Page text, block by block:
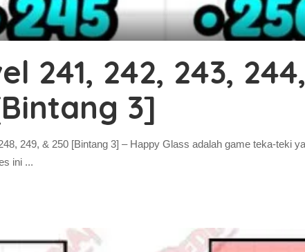
241, 242, 243,
3]
249, & 250 [Bintang 3] – Happy Glass adalah game teka-teki
ini ...